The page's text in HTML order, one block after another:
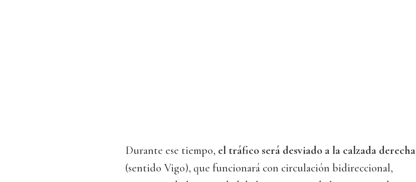
Durante ese tiempo, el tráfico será desviado a la calzada derecha
(sentido Vigo), que funcionará con circulación bidireccional,